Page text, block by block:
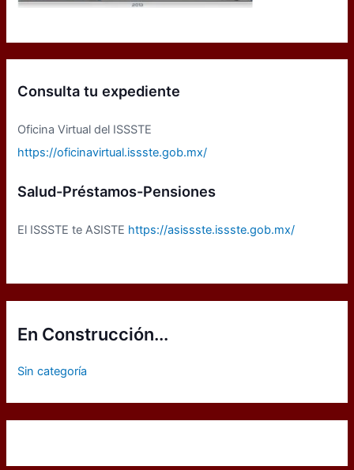
Consulta tu expediente
Oficina Virtual del ISSSTE
https://oficinavirtual.issste.gob.mx/
Salud-Préstamos-Pensiones
El ISSSTE te ASISTE https://asissste.issste.gob.mx/
En Construcción...
Sin categoría